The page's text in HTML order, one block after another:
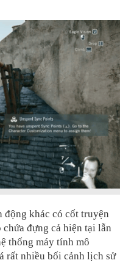
động khác có cốt truyện
đựng cả hiện tại lẫn
thống máy tính mô
rất nhiều bối cảnh lịch sử